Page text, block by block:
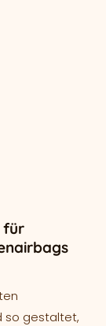
für
so gestaltet,